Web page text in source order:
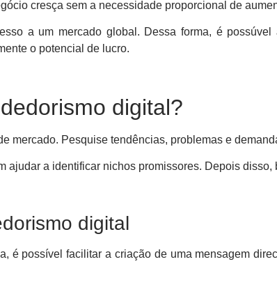
cresça sem a necessidade proporcional de
a um mercado global. Dessa forma, é
o potencial de lucro.
digital?
mercado. Pesquise tendências, problemas e
ajudar a identificar nichos promissores. Depois
digital
é possível facilitar a criação de uma mensagem